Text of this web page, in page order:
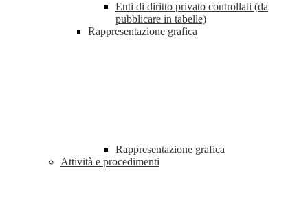
Enti di diritto privato controllati (da
pubblicare in tabelle)
Rappresentazione grafica
Rappresentazione grafica
Attività e procedimenti